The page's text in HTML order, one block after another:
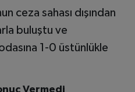
ceza sahası dışından
buluştu ve
1-0 üstünlükle
Vermedi